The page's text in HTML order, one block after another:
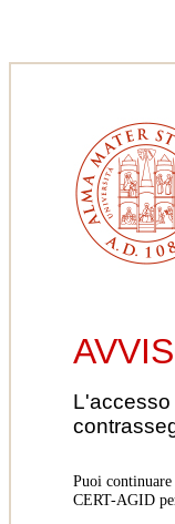
L'accesso
Puoi
CERT-AGID